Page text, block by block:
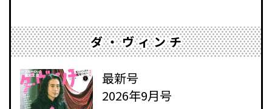
ダ・ヴィンチ
最新号
2026年9月号